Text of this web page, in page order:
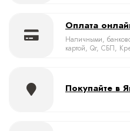
Оплата
Наличными,
картой, Qr, СБП,
Покупайте в